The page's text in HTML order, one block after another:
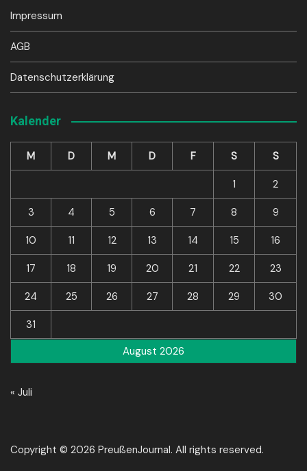
Impressum
AGB
Datenschutzerklärung
Kalender
August 2026
M D M D F S S
1 2
3 4 5 6 7 8 9
10 11 12 13 14 15 16
17 18 19 20 21 22 23
24 25 26 27 28 29 30
31
« Juli
Copyright © 2026 PreußenJournal. All rights reserved.